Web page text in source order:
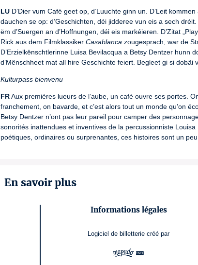
LU D’Dier vum Café geet op, d’Luuchte ginn un. D’Leit
dauchen se op: d’Geschichten, déi jidderee vun eis a sech
ëm d’Suergen an d’Hoffnungen, déi eis markéieren. D’Zitat
Rick aus dem Filmklassiker Casablanca zougesprach, war de
D’Erzielkënschtlerinne Luisa Bevilacqua a Betsy Dentzer hunn
d’Mënschheet mat all hire Geschichte feiert. Begleet gi si dobäi
Kulturpass bienvenu
FR Aux premières lueurs de l’aube, un café ouvre ses portes.
franchement, on bavarde, et c’est alors tout un monde qu’on
Betsy Dentzer n’ont pas leur pareil pour camper des
sonorités inattendues et inventives de la percussionniste
poétiques, ordinaires ou surprenantes, ces histoires sont un
En savoir plus
Informations légales
Logiciel de billetterie créé par